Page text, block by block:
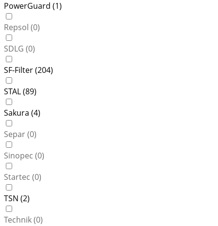
PowerGuard (1)
Repsol (0)
SDLG (0)
SF-Filter (204)
STAL (89)
Sakura (4)
Separ (0)
Sinopec (0)
Startec (0)
TSN (2)
Technik (0)